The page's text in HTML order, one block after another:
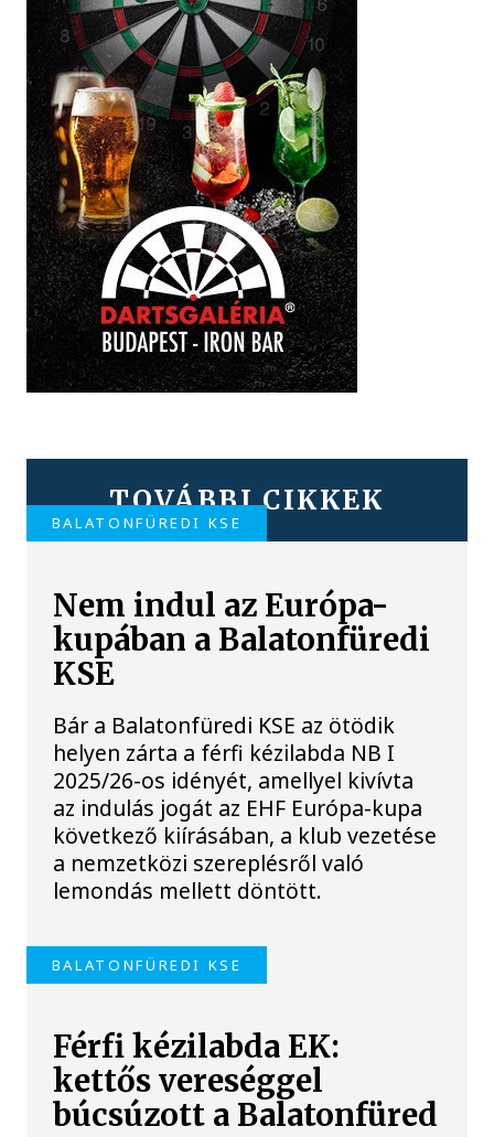
TOVÁBBI CIKKEK
BALATONFÜREDI KSE
Nem indul az Európa-
kupában a Balatonfüredi
KSE
Bár a Balatonfüredi KSE az ötödik
helyen zárta a férfi kézilabda NB I
2025/26-os idényét, amellyel kivívta
az indulás jogát az EHF Európa-kupa
következő kiírásában, a klub vezetése
a nemzetközi szereplésről való
lemondás mellett döntött.
BALATONFÜREDI KSE
Férfi kézilabda EK:
kettős vereséggel
búcsúzott a Balatonfüred